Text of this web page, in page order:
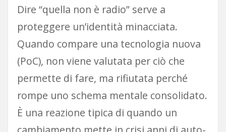
Dire “quella non è radio” serve a
proteggere un’identità minacciata.
Quando compare una tecnologia nuova
(PoC), non viene valutata per ciò che
permette di fare, ma rifiutata perché
rompe uno schema mentale consolidato.
È una reazione tipica di quando un